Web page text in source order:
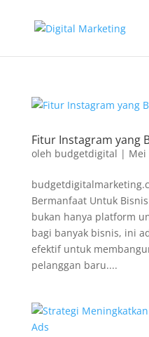
Fitur Instagram yang
oleh budgetdigital | Mei
Bermanfaat Untuk
bukan hanya platform
bagi banyak bisnis, ini
efektif untuk
pelanggan baru....